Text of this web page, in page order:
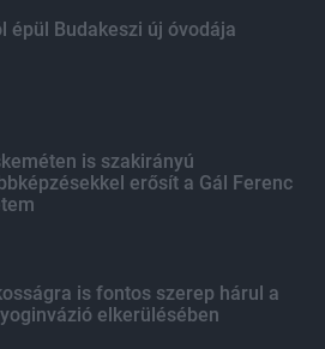
épül Budakeszi új óvodája
is szakirányú
erősít a Gál Ferenc
is fontos szerep hárul a
elkerülésében